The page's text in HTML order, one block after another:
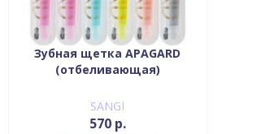
Зубная щетка APAGARD
(отбеливающая)
SANGI
570 р.